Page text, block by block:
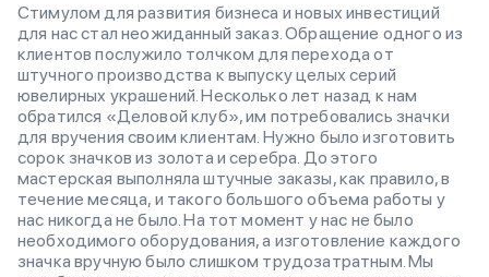
Стимулом для развития бизнеса и новых инвестиций
для нас стал неожиданный заказ. Обращение одного из
клиентов послужило толчком для перехода от
штучного производства к выпуску целых серий
ювелирных украшений. Несколько лет назад к нам
обратился «Деловой клуб», им потребовались значки
для вручения своим клиентам. Нужно было изготовить
сорок значков из золота и серебра. До этого
мастерская выполняла штучные заказы, как правило, в
течение месяца, и такого большого объема работы у
нас никогда не было. На тот момент у нас не было
необходимого оборудования, а изготовление каждого
значка вручную было слишком трудозатратным. Мы